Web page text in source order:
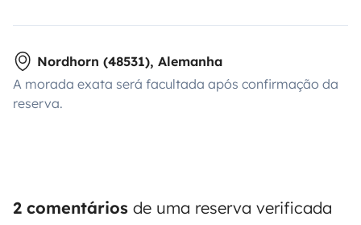
Nordhorn (48531), Alemanha
A morada exata será facultada após confirmação da
reserva.
2 comentários de uma reserva verificada